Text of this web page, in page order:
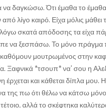
να δαγκώσω. Ότι έμαθα το
λίγο καιρό. Είχα μόλις
σκατά απόδοσης τα είχα
να ξεσπάσω. Το μόνο πράγμα
μουτρωμένος στην
Ξαφνικά *τσουπ* να' σου η
και κάθεται δίπλα μου.
της πω ότι θέλω να κάτσω
αλλά το σκέφτηκα